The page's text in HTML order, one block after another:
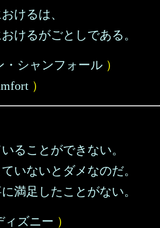
けるは、
けるがごとしである。
・シャンフォール ）
）
ることができない。
いないとダメなのだ。
満足したことがない。
ィズニー ）